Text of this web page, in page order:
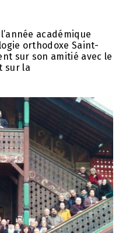
académique
orthodoxe Saint-
sur son amitié avec le
sur la